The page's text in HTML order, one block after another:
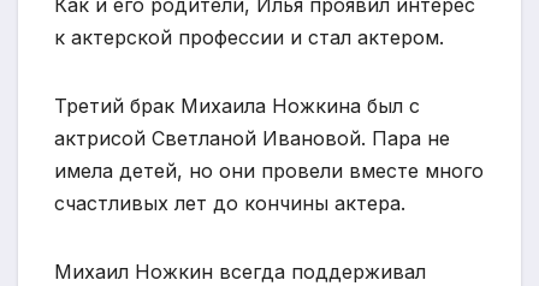
Как и его родители, Илья проявил интерес
к актерской профессии и стал актером.
Третий брак Михаила Ножкина был с
актрисой Светланой Ивановой. Пара не
имела детей, но они провели вместе много
счастливых лет до кончины актера.
Михаил Ножкин всегда поддерживал